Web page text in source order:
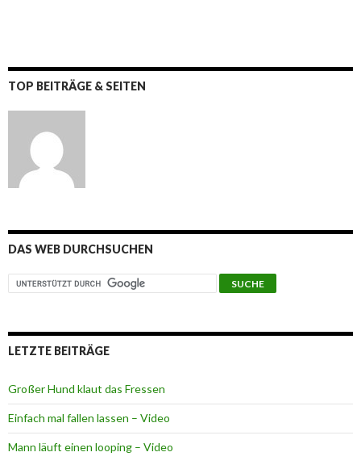
TOP BEITRÄGE & SEITEN
DAS WEB DURCHSUCHEN
LETZTE BEITRÄGE
Großer Hund klaut das Fressen
Einfach mal fallen lassen – Video
Mann läuft einen looping – Video